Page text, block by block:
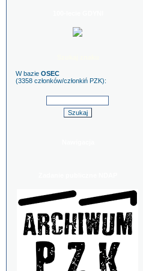
W bazie OSEC
(3358 członków/członkiń PZK):